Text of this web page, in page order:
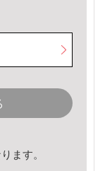
ます。